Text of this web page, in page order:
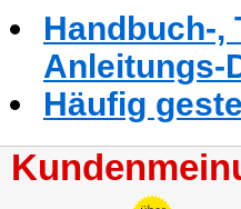
Handbuch-,
Anleitungs-
Häufig